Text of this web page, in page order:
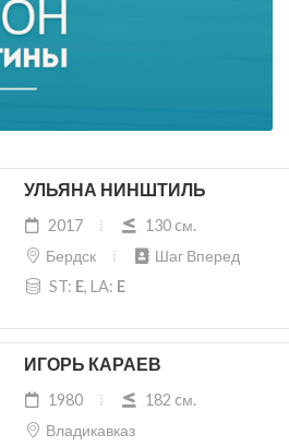
УЛЬЯНА НИНШТИЛЬ
2017
130 cм.
Бердск
Шаг Вперед
ST: E, LA: E
ИГОРЬ КАРАЕВ
1980
182 cм.
Владикавказ